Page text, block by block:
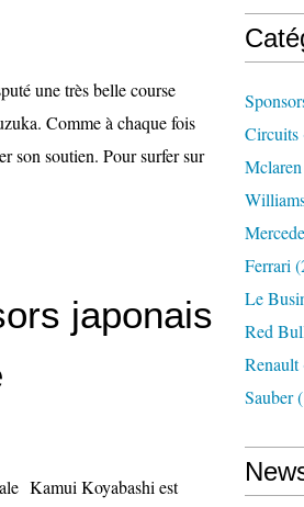
une très belle course
Comme à chaque fois
son soutien. Pour surfer sur
japonais
Kamui Koyabashi est
Circuits
Mclaren
Ferrari
Le
Red
Renault
Sauber